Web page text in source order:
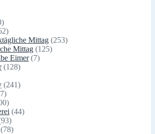
Mittag (253)
Mittag (125)
Eimer(7)
(128)
(241)
(44)
(78)